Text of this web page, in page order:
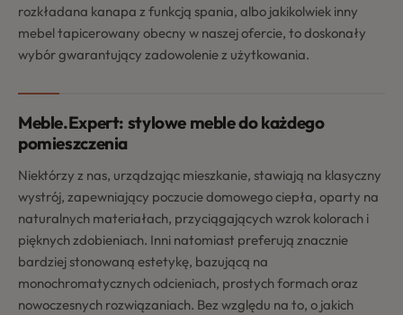
rozkładana kanapa z funkcją spania, albo jakikolwiek inny
mebel tapicerowany obecny w naszej ofercie, to doskonały
wybór gwarantujący zadowolenie z użytkowania.
Meble.Expert: stylowe meble do każdego
pomieszczenia
Niektórzy z nas, urządzając mieszkanie, stawiają na klasyczny
wystrój, zapewniający poczucie domowego ciepła, oparty na
naturalnych materiałach, przyciągających wzrok kolorach i
pięknych zdobieniach. Inni natomiast preferują znacznie
bardziej stonowaną estetykę, bazującą na
monochromatycznych odcieniach, prostych formach oraz
nowoczesnych rozwiązaniach. Bez względu na to, o jakich